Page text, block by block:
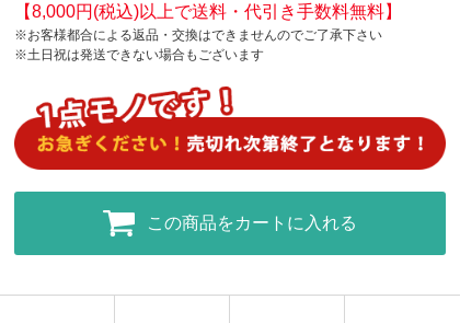
【8,000円(税込)以上で送料・代引き手数料無料】
※お客様都合による返品・交換はできませんのでご了承下さい
※土日祝は発送できない場合もございます
この商品をカートに入れる